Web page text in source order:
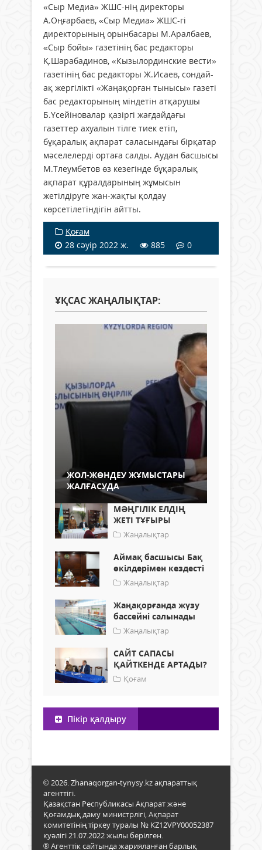
«Сыр Медиа» ЖШС-нің директоры
А.Оңғарбаев, «Сыр Медиа» ЖШС-гі
директорының орынбасары М.Аралбаев,
«Сыр бойы» газетінің бас редакторы
Қ.Шарабадинов, «Кызылординские вести»
газетінің бас редакторы Ж.Исаев, сондай-
ақ жергілікті «Жаңақорған тынысы» газеті
бас редакторының міндетін атқарушы
Б.Үсейіновалар қазіргі жағдайдағы
газеттер ахуалын тілге тиек етіп,
бұқаралық ақпарат саласындағы бірқатар
мәселелерді ортаға салды. Аудан басшысы
М.Тлеумбетов өз кезегінде бұқаралық
ақпарат құралдарының жұмысын
жетілдіруге жан-жақты қолдау
көрсетілетіндігін айтты.
Қоғам
28 сәуір 2022 ж.
885 0
ҰҚСАС ЖАҢАЛЫҚТАР:
ЖОЛ-ЖӨНДЕУ ЖҰМЫСТАРЫ
ЖАЛҒАСУДА
МӘҢГІЛІК ЕЛДІҢ
ЖЕТІ ТҰҒЫРЫ
Жаңалықтар
Аймақ басшысы Бақ
өкілдерімен кездесті
Жаңалықтар
Жаңақорғанда жүзу
бассейні салынады
Жаңалықтар
САЙТ САПАСЫ
ҚАЙТКЕНДЕ АРТАДЫ?
Қоғам
Пікір қалдыру
© 2026. Zhanaqorgan-tynysy.kz ақпараттық
агенттігі.
Қазақстан Республикасы Ақпарат және
Қоғамдық даму министрлігі, Ақпарат
комитетінің тіркеу туралы № KZ12VPY00052387
куәлігі 21.07.2022 жылы берілген.
® Агенттік сайтында жарияланған барлық